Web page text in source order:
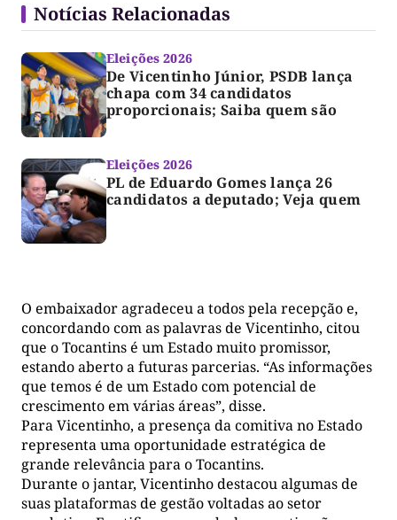
Notícias Relacionadas
Eleições 2026
De Vicentinho Júnior, PSDB lança
chapa com 34 candidatos
proporcionais; Saiba quem são
Eleições 2026
PL de Eduardo Gomes lança 26
candidatos a deputado; Veja quem
O embaixador agradeceu a todos pela recepção e,
concordando com as palavras de Vicentinho, citou
que o Tocantins é um Estado muito promissor,
estando aberto a futuras parcerias. “As informações
que temos é de um Estado com potencial de
crescimento em várias áreas”, disse.
Para Vicentinho, a presença da comitiva no Estado
representa uma oportunidade estratégica de
grande relevância para o Tocantins.
Durante o jantar, Vicentinho destacou algumas de
suas plataformas de gestão voltadas ao setor